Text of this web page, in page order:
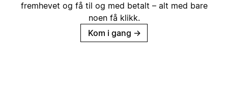
fremhevet og få til og med betalt – alt med bare
noen få klikk.
Kom i gang →